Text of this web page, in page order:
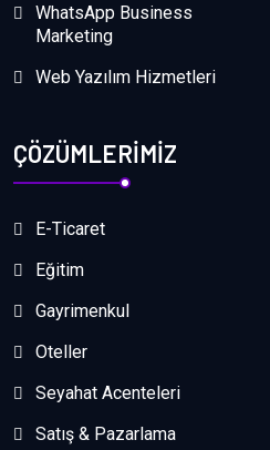
WhatsApp Business
Marketing
Web Yazılım Hizmetleri
ÇÖZÜMLERİMİZ
E-Ticaret
Eğitim
Gayrimenkul
Oteller
Seyahat Acenteleri
Satış & Pazarlama